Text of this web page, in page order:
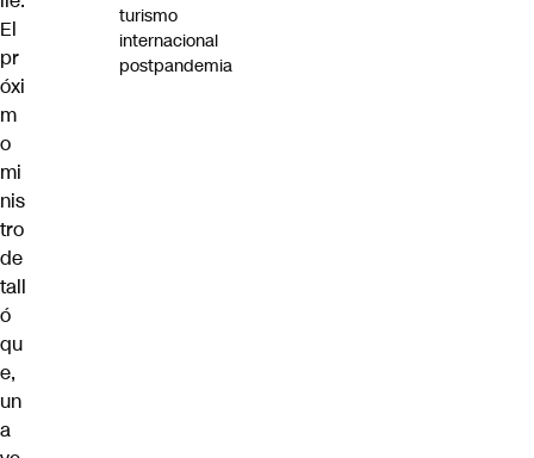
El
pr
óxi
m
o
mi
nis
tro
de
tall
ó
qu
e,
un
a
turismo
internacional
postpandemia